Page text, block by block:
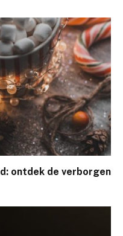
ontdek de verborgen